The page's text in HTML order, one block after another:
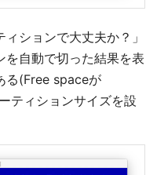
ションで大丈夫か？」
を自動で切った結果を表
る(Free spaceが
ティションサイズを設